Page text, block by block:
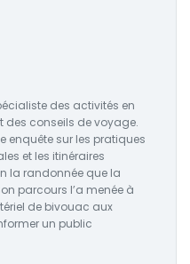
des activités en
des conseils de voyage.
enquête sur les pratiques
et les itinéraires
la randonnée que la
parcours l’a menée à
de bivouac aux
un public